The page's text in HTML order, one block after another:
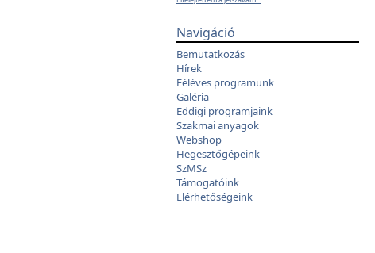
Navigáció
Bemutatkozás
Hírek
Féléves programunk
Galéria
Eddigi programjaink
Szakmai anyagok
Webshop
Hegesztőgépeink
SzMSz
Támogatóink
Elérhetőségeink